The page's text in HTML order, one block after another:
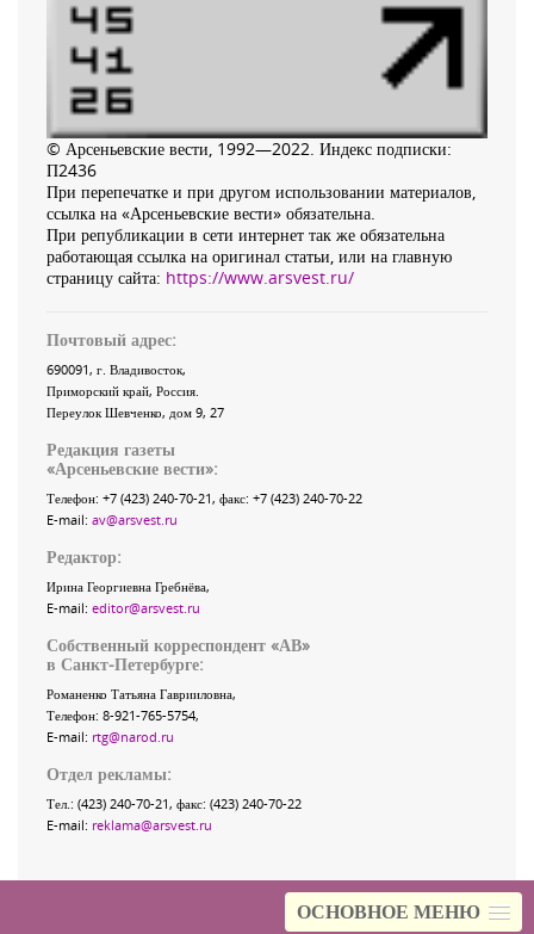
ОСНОВНОЕ МЕНЮ
© Арсеньевские вести, 1992—2022. Индекс подписки:
П2436
При перепечатке и при другом использовании материалов,
ссылка на «Арсеньевские вести» обязательна.
При републикации в сети интернет так же обязательна
работающая ссылка на оригинал статьи, или на главную
страницу сайта: https://www.arsvest.ru/
Почтовый адрес:
690091, г. Владивосток,
Приморский край, Россия
Переулок Шевченко, дом 9, 27
Редакция газеты
«Арсеньевские вести»:
Телефон: +7 (423) 240-70-21, факс: +7 (423) 240-70-22
E-mail: av@arsvest.ru
Редактор:
Ирина Георгиевна Гребнёва,
E-mail: editor@arsvest.ru
Собственный корреспондент «АВ»
в Санкт-Петербурге:
Романенко Татьяна Гаврииловна,
Телефон: 8-921-765-5754,
E-mail: rtg@narod.ru
Отдел рекламы:
Тел.: (423) 240-70-21, факс: (423) 240-70-22
E-mail: reklama@arsvest.ru